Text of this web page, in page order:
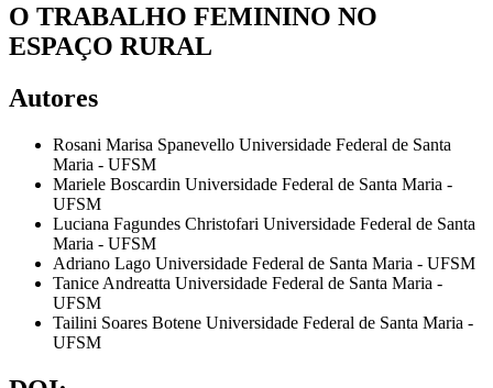
O TRABALHO FEMININO NO
ESPAÇO RURAL
Autores
Rosani Marisa Spanevello Universidade Federal de Santa
Maria - UFSM
Mariele Boscardin Universidade Federal de Santa Maria -
UFSM
Luciana Fagundes Christofari Universidade Federal de Santa
Maria - UFSM
Adriano Lago Universidade Federal de Santa Maria - UFSM
Tanice Andreatta Universidade Federal de Santa Maria -
UFSM
Tailini Soares Botene Universidade Federal de Santa Maria -
UFSM